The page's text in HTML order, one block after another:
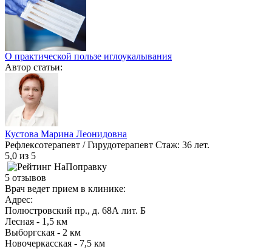
О практической пользе иглоукалывания
Автор статьи:
Кустова Марина Леонидовна
Рефлексотерапевт / Гирудотерапевт Стаж: 36 лет.
5,0 из 5
5 отзывов
Врач ведет прием в клинике:
Адрес:
Полюстровский пр., д. 68А лит. Б
Лесная - 1,5 км
Выборгская - 2 км
Новочеркасская - 7,5 км